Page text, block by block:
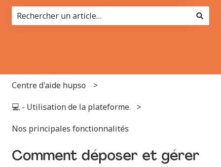
Centre d'aide hupso
💻 - Utilisation de la plateforme
Nos principales fonctionnalités
Comment déposer et gérer